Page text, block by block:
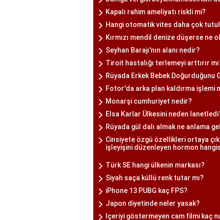
Kapalı rahim ameliyatı riskli mi?
Hangi otomatik vites daha çok
Kırmızı mendil denize düşerse ne
Seyhan Barajı'nın alanı nedir?
Tiroit hastalığı terlemeyi arttırır
Rüyada Erkek Bebek Doğurduğunu
Fotor'da arka plan kaldırma işlemi
Monarşi cumhuriyet nedir?
Elsa Karlar Ülkesini neden
Rüyada gül dalı almak ne anlama
Cinsiyete özgü özellikleri ortaya
işleyişini düzenleyen hormon
Türk SE hangi ülkenin markası?
Siyah saça küllü renk tutar mı?
iPhone 13 PUBG kaç FPS?
Japon diyetinde neler yasak?
Içeriyi göstermeyen cam filmi kaç